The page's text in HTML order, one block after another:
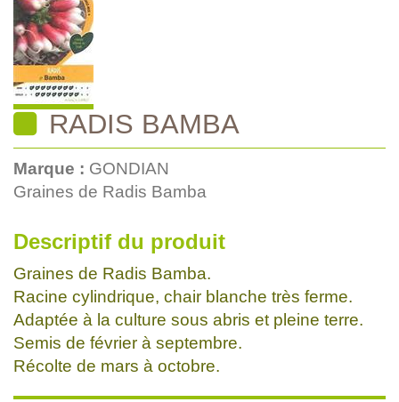
RADIS BAMBA
Marque : GONDIAN
Graines de Radis Bamba
Descriptif du produit
Graines de Radis Bamba.
Racine cylindrique, chair blanche très ferme.
Adaptée à la culture sous abris et pleine terre.
Semis de février à septembre.
Récolte de mars à octobre.